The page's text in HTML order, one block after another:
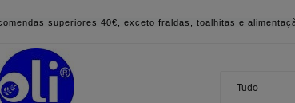
superiores 40€, exceto fraldas, toalhitas e